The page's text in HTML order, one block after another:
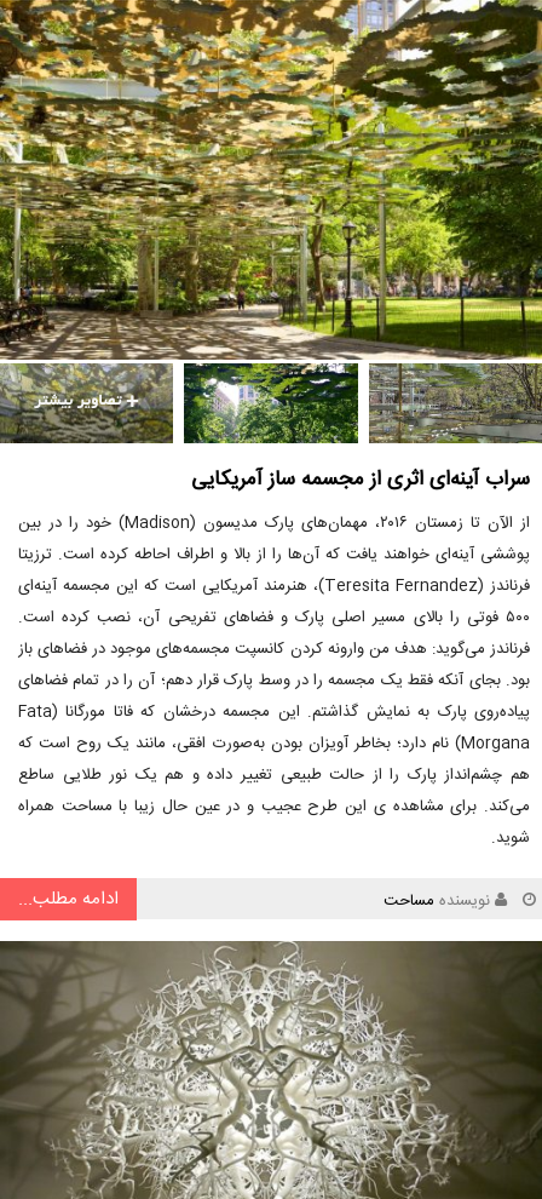
سراب آینه‌ای اثری از مجسمه ساز آمریکایی
از الآن تا زمستان ۲۰۱۶، مهمان‌های پارک مدیسون (Madison) خود را در بین
پوششی آینه‌ای خواهند یافت که آن‌ها را از بالا و اطراف احاطه کرده است. ترزیتا
فرناندز (Teresita Fernandez)، هنرمند آمریکایی است که این مجسمه آینه‌ای
۵۰۰ فوتی را بالای مسیر اصلی پارک و فضاهای تفریحی آن، نصب کرده است.
فرناندز می‌گوید: هدف من وارونه کردن کانسپت مجسمه‌های موجود در فضاهای باز
بود. بجای آنکه فقط یک مجسمه را در وسط پارک قرار دهم؛ آن را در تمام فضاهای
پیاده‌روی پارک به نمایش گذاشتم. این مجسمه درخشان که فاتا مورگانا (Fata
Morgana) نام دارد؛ بخاطر آویزان بودن به‌صورت افقی، مانند یک روح است که
هم چشم‌انداز پارک را از حالت طبیعی تغییر داده و هم یک نور طلایی ساطع
می‌کند. برای مشاهده ی این طرح عجیب و در عین حال زیبا با مساحت همراه
شوید.
نویسنده مساحت ادامه مطلب...